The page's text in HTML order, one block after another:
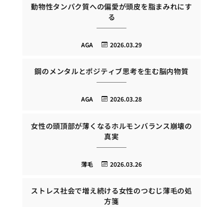
動物性タンパク質への偏愛が頭皮を脂まみれにす
る
2026.03.29
AGA
鋼のメンタルとポジティブ思考を生む脳内物質
2026.03.28
AGA
女性の頭頂部が薄くなるホルモンバランス崩壊の
真実
2026.03.26
薄毛
ストレス社会で増え続ける女性のつむじ薄毛の処
方箋